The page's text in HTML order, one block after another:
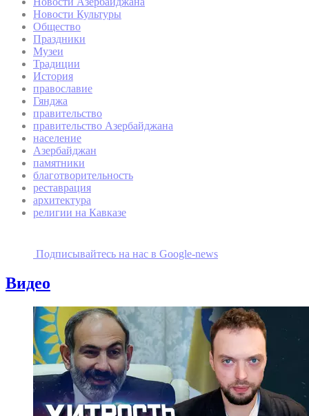
Новости Культуры
Общество
Праздники
Музеи
Традиции
История
православие
Гянджа
правительство
правительство Азербайджана
население
Азербайджан
памятники
благотворительность
реставрация
архитектура
религии на Кавказе
Подписывайтесь на наc в Google-news
Видео